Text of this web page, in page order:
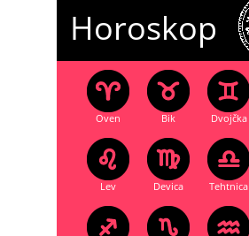
Horoskop
Oven Bik Dvojčka
Lev Devica Tehtnica